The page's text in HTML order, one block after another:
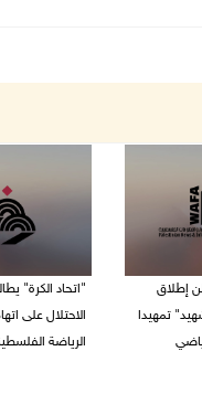
إطلاق
تمهيدا
"اتحاد الكرة"
الاحتلال على
الرياضة